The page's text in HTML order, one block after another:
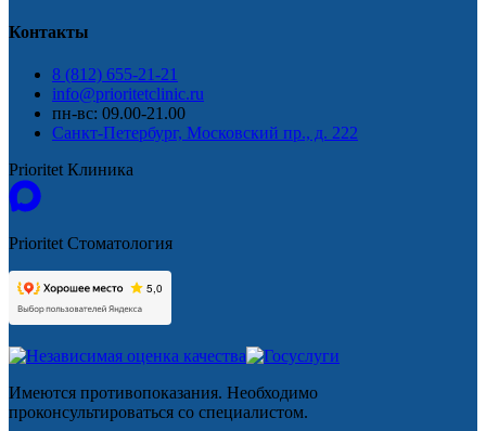
Контакты
8 (812) 655-21-21
info@prioritetclinic.ru
пн-вс: 09.00-21.00
Санкт-Петербург, Московский пр., д. 222
Prioritet Клиника
Prioritet Стоматология
Имеются противопоказания. Необходимо
проконсультироваться со специалистом.